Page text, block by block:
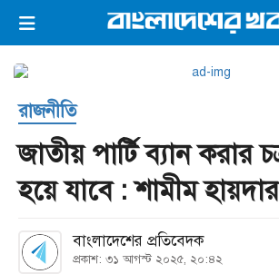
ভিডিও ই-পেপার লগইন ×
প্রচ্ছদ
সর্বশেষ
সব বিভাগ
আর্কাইভ
কনভার্টার
রাজনীতি
জাতীয় পার্টি ব্যান করার
হয়ে যাবে : শামীম হায়দার
বাংলাদেশের প্রতিবেদক
প্রকাশ: ৩১ আগস্ট ২০২৫, ২০:৪২